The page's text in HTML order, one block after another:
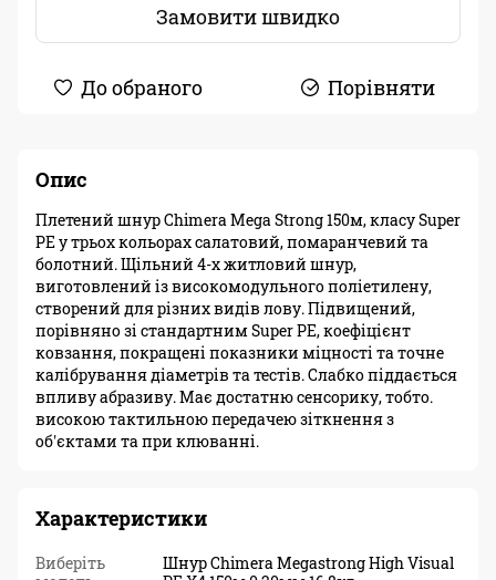
Замовити швидко
До обраного Порівняти
Опис
Плетений шнур Chimera Mega Strong 150м, класу Super
PE у трьох кольорах салатовий, помаранчевий та
болотний. Щільний 4-х житловий шнур,
виготовлений із високомодульного поліетилену,
створений для різних видів лову. Підвищений,
порівняно зі стандартним Super PE, коефіцієнт
ковзання, покращені показники міцності та точне
калібрування діаметрів та тестів. Слабко піддається
впливу абразиву. Має достатню сенсорику, тобто.
високою тактильною передачею зіткнення з
об'єктами та при клюванні.
Характеристики
Виберіть
Шнур Chimera Megastrong High Visual